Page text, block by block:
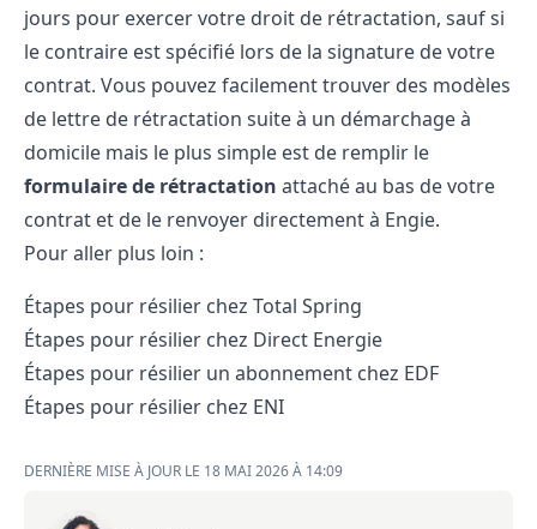
jours pour exercer votre droit de rétractation, sauf si
le contraire est spécifié lors de la signature de votre
contrat. Vous pouvez facilement trouver des modèles
de lettre de rétractation suite à un démarchage à
domicile mais le plus simple est de remplir le
formulaire de rétractation attaché au bas de votre
contrat et de le renvoyer directement à Engie.
Pour aller plus loin :
Étapes pour résilier chez Total Spring
Étapes pour résilier chez Direct Energie
Étapes pour résilier un abonnement chez EDF
Étapes pour résilier chez ENI
DERNIÈRE MISE À JOUR LE 18 MAI 2026 À 14:09